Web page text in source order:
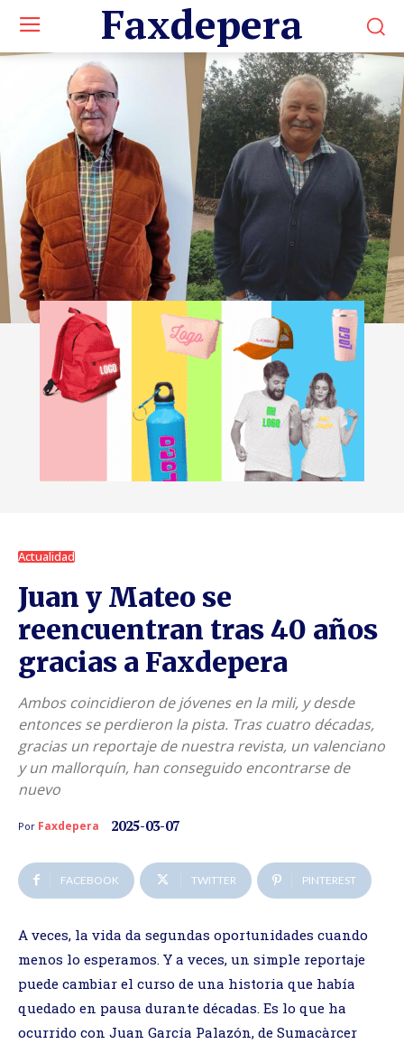
Faxdepera
Actualidad
Juan y Mateo se
reencuentran tras 40 años
gracias a Faxdepera
Ambos coincidieron de jóvenes en la mili, y desde
entonces se perdieron la pista. Tras cuatro décadas,
gracias un reportaje de nuestra revista, un valenciano
y un mallorquín, han conseguido encontrarse de
nuevo
Por Faxdepera 2025-03-07
FACEBOOK TWITTER PINTEREST
A veces, la vida da segundas oportunidades cuando
menos lo esperamos. Y a veces, un simple reportaje
puede cambiar el curso de una historia que había
quedado en pausa durante décadas. Es lo que ha
ocurrido con Juan García Palazón, de Sumacàrcer